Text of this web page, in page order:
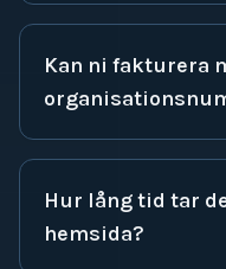
Kan ni fakturera
Hur lång tid tar
hemsida?